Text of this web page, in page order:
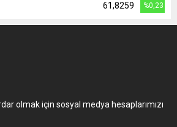
61,8259 %0,23
olmak için sosyal medya hesaplarımızı